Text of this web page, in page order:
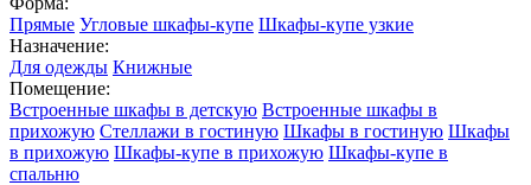
Прямые Угловые шкафы-купе Шкафы-купе узкие
Назначение:
Для одежды Книжные
Помещение:
Встроенные шкафы в детскую Встроенные шкафы в
прихожую Стеллажи в гостиную Шкафы в гостиную Шкафы
в прихожую Шкафы-купе в прихожую Шкафы-купе в
спальню